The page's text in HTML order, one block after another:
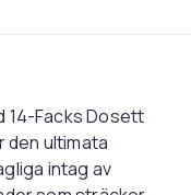
14-Facks Dosett
den ultimata
intag av